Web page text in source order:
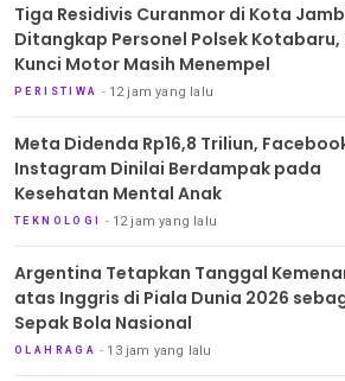
Tiga Residivis Curanmor di Kota
Ditangkap Personel Polsek Kotabaru,
Kunci Motor Masih Menempel
PERISTIWA 12 jam yang lalu
Meta Didenda Rp16,8 Triliun,
Instagram Dinilai Berdampak pada
Kesehatan Mental Anak
TEKNOLOGI 12 jam yang lalu
Argentina Tetapkan Tanggal
atas Inggris di Piala Dunia 2026
Sepak Bola Nasional
OLAHRAGA 13 jam yang lalu